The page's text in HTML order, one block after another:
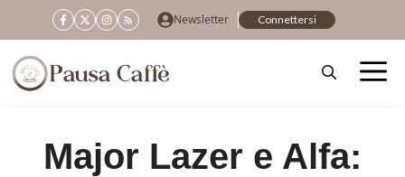
al
contenuto
Newsletter Connettersi
Major Lazer e Alfa: